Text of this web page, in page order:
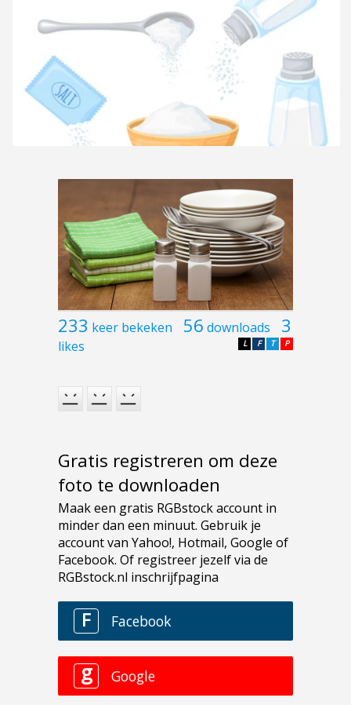
233 keer bekeken 56 downloads 3
likes P
T
F
L
Gratis registreren om deze
foto te downloaden